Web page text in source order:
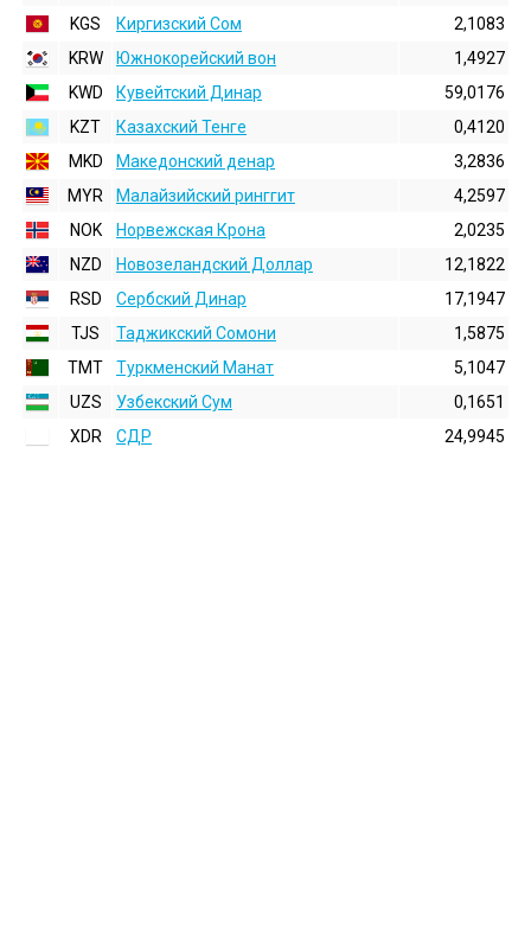
KGS
Киргизский Сом
2,1083
KRW
Южнокорейский вон
1,4927
KWD
Кувейтский Динар
59,0176
KZT
Казахский Тенге
0,4120
MKD
Македонский денар
3,2836
MYR
Малайзийский ринггит
4,2597
NOK
Норвежская Крона
2,0235
NZD
Новозеландский Доллар
12,1822
RSD
Сербский Динар
17,1947
TJS
Таджикский Сомони
1,5875
TMT
Туркменский Манат
5,1047
UZS
Узбекский Сум
0,1651
XDR
СДР 24,9945